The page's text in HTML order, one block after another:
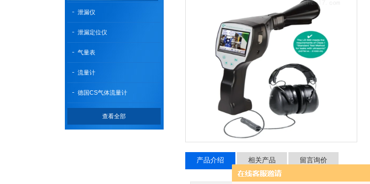
泄漏仪
泄漏定位仪
气量表
流量计
德国CS气体流量计
查看全部
产品介绍 相关产品 留言询价